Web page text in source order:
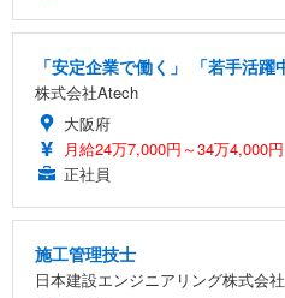
「安定企業で働く」 「若手活
株式会社Atech
大阪府
月給24万7,000円～34万4,000円
正社員
施工管理技士
日本建設エンジニアリング株式会社